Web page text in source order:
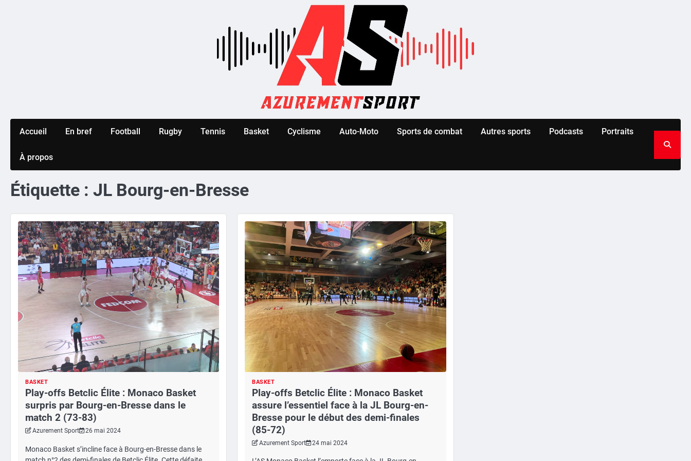
Accueil En bref Football Rugby Tennis Basket Cyclisme Auto-Moto Sports de combat Autres sports Podcasts Portraits
À propos
Étiquette : JL Bourg-en-Bresse
BASKET
Play-offs Betclic Élite : Monaco Basket
surpris par Bourg-en-Bresse dans le
match 2 (73-83)
Azurement Sport 26 mai 2024
Monaco Basket s’incline face à Bourg-en-Bresse dans le
BASKET
Play-offs Betclic Élite : Monaco Basket
assure l’essentiel face à la JL Bourg-en-
Bresse pour le début des demi-finales
(85-72)
Azurement Sport 24 mai 2024